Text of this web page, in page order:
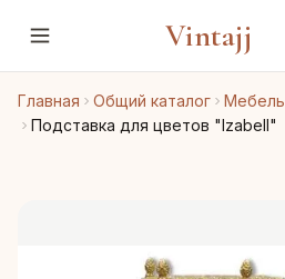
Vintajj
Главная Общий каталог Мебель
Подставка для цветов "Izabell"